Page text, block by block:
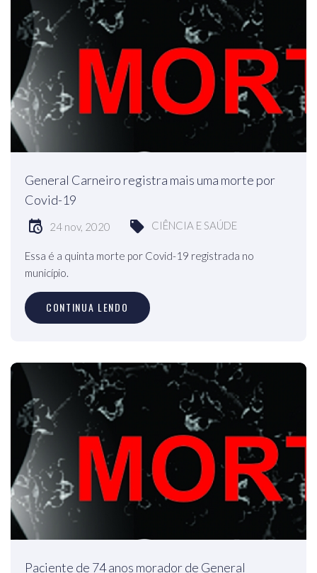
General Carneiro registra mais uma morte por
Covid-19
24 nov, 2020 CIÊNCIA E SAÚDE
Essa é a quinta morte por Covid-19 registrada no
município.
CONTINUA LENDO
Paciente de 74 anos morador de General